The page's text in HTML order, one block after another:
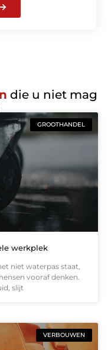
die u niet mag
GROOTHANDEL
werkplek
niet waterpas staat,
vooraf denken.
slijt
VERBOUWEN